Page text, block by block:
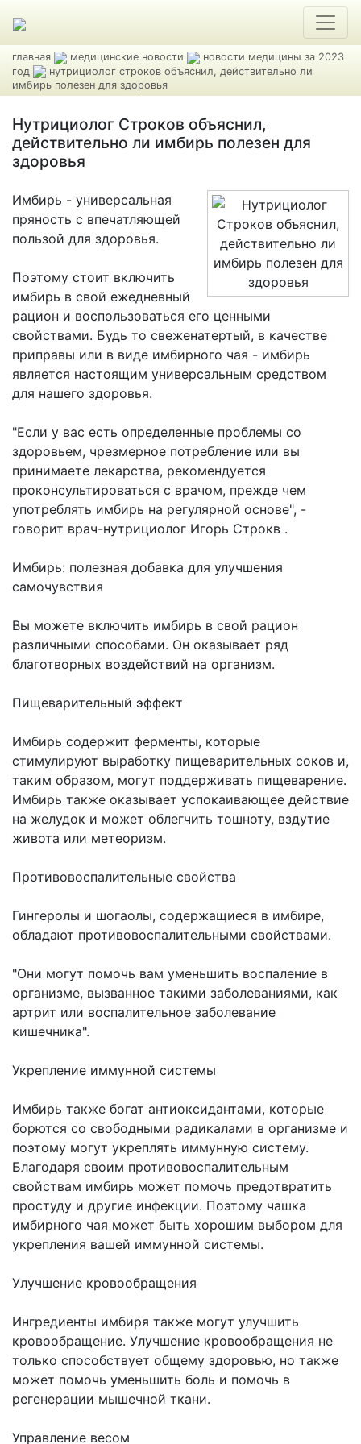
главная медицинские новости
новости медицины за 2023
год
нутрициолог строков объяснил, действительно ли
имбирь полезен для здоровья
Нутрициолог Строков объяснил,
действительно ли имбирь полезен для
здоровья
Имбирь - универсальная
пряность с впечатляющей
пользой для здоровья.
Поэтому стоит включить
имбирь в свой ежедневный
рацион и воспользоваться его ценными
свойствами. Будь то свеженатертый, в качестве
приправы или в виде имбирного чая - имбирь
является настоящим универсальным средством
для нашего здоровья.
"Если у вас есть определенные проблемы со
здоровьем, чрезмерное потребление или вы
принимаете лекарства, рекомендуется
проконсультироваться с врачом, прежде чем
употреблять имбирь на регулярной основе", -
говорит врач-нутрициолог Игорь Строкв .
Имбирь: полезная добавка для улучшения
самочувствия
Вы можете включить имбирь в свой рацион
различными способами. Он оказывает ряд
благотворных воздействий на организм.
Пищеварительный эффект
Имбирь содержит ферменты, которые
стимулируют выработку пищеварительных соков и,
таким образом, могут поддерживать пищеварение.
Имбирь также оказывает успокаивающее действие
на желудок и может облегчить тошноту, вздутие
живота или метеоризм.
Противовоспалительные свойства
Гингеролы и шогаолы, содержащиеся в имбире,
обладают противовоспалительными свойствами.
"Они могут помочь вам уменьшить воспаление в
организме, вызванное такими заболеваниями, как
артрит или воспалительное заболевание
кишечника".
Укрепление иммунной системы
Имбирь также богат антиоксидантами, которые
борются со свободными радикалами в организме и
поэтому могут укреплять иммунную систему.
Благодаря своим противовоспалительным
свойствам имбирь может помочь предотвратить
простуду и другие инфекции. Поэтому чашка
имбирного чая может быть хорошим выбором для
укрепления вашей иммунной системы.
Улучшение кровообращения
Ингредиенты имбиря также могут улучшить
кровообращение. Улучшение кровообращения не
только способствует общему здоровью, но также
может помочь уменьшить боль и помочь в
регенерации мышечной ткани.
Управление весом